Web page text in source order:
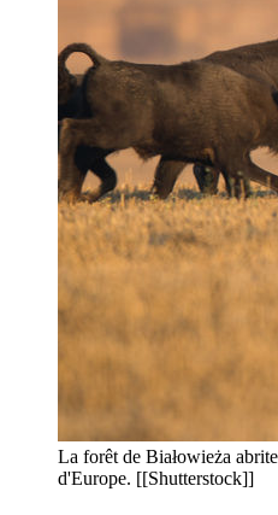
La forêt de Białowieża
d'Europe. [[Shutterstock]]